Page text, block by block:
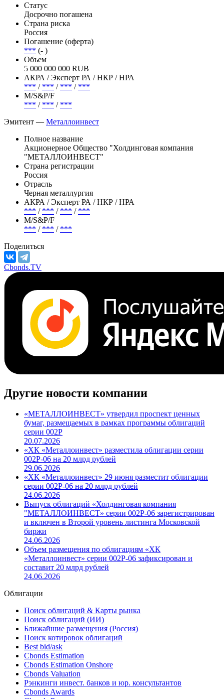
Статус
Досрочно погашена
Страна риска
Россия
Погашение (оферта)
*** (- )
Объем
5 000 000 000 RUB
АКРА / Эксперт РА / НКР / НРА
*** / *** / *** / ***
М/S&P/F
*** / *** / ***
Эмитент — Металлоинвест
Полное название
Акционерное Общество "Холдинговая компания
"МЕТАЛЛОИНВЕСТ"
Страна регистрации
Россия
Отрасль
Черная металлургия
АКРА / Эксперт РА / НКР / НРА
*** / *** / *** / ***
М/S&P/F
*** / *** / ***
Поделиться
Cbonds.TV
Другие новости компании
«МЕТАЛЛОИНВЕСТ» утвердил проспект ценных
бумаг, размещаемых в рамках программы облигаций
серии 002Р
20.07.2026
«ХК «Металлоинвест» разместила облигации серии
002P-06 на 20 млрд рублей
29.06.2026
«ХК «Металлоинвест» 29 июня разместит облигации
серии 002P-06 на 20 млрд рублей
24.06.2026
Выпуск облигаций «Холдинговая компания
"МЕТАЛЛОИНВЕСТ» серии 002Р-06 зарегистрирован
и включен в Второй уровень листинга Московской
биржи
24.06.2026
Объем размещения по облигациям «ХК
«Металлоинвест» серии 002P-06 зафиксирован и
составит 20 млрд рублей
24.06.2026
Облигации
Поиск облигаций & Карты рынка
Поиск облигаций (ИИ)
Ближайшие размещения (Россия)
Поиск котировок облигаций
Best bid/ask
Cbonds Estimation
Cbonds Estimation Onshore
Cbonds Valuation
Рэнкинги инвест. банков и юр. консультантов
Cbonds Awards